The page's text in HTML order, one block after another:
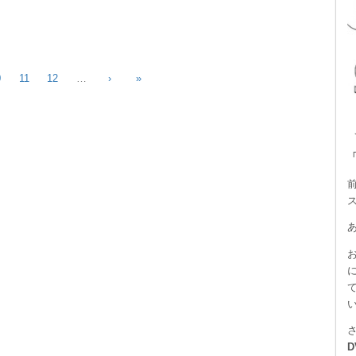
11 12 … › »